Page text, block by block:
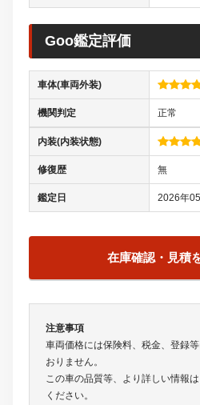
Goo鑑定評価
車体(車両外装)
機関判定 正常
内装(内装状態)
修復歴 無
鑑定日 2026年
在庫確認・見積
注意事項
車両価格には保険料、税金、登録
おりません。
この車の品質等、より詳しい情報
ください。